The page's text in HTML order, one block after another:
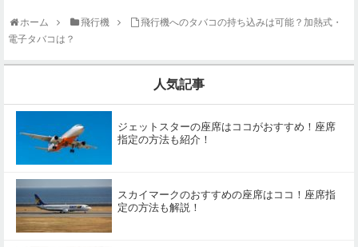
ホーム 飛行機
飛行機へのタバコの持ち込みは可能？加熱式・
電子タバコは？
人気記事
ジェットスターの座席はココがおすすめ！座席
指定の方法も紹介！
スカイマークのおすすめの座席はココ！座席指
定の方法も解説！